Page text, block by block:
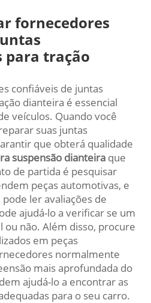
fornecedores
para tração
confiáveis de juntas
dianteira é essencial
veículos. Quando você
suas juntas
que obterá qualidade
suspensão dianteira que
de partida é pesquisar
peças automotivas, e
ler avaliações de
ajudá-lo a verificar se um
não. Além disso, procure
em peças
normalmente
mais aprofundada do
ajudá-lo a encontrar as
para o seu carro.